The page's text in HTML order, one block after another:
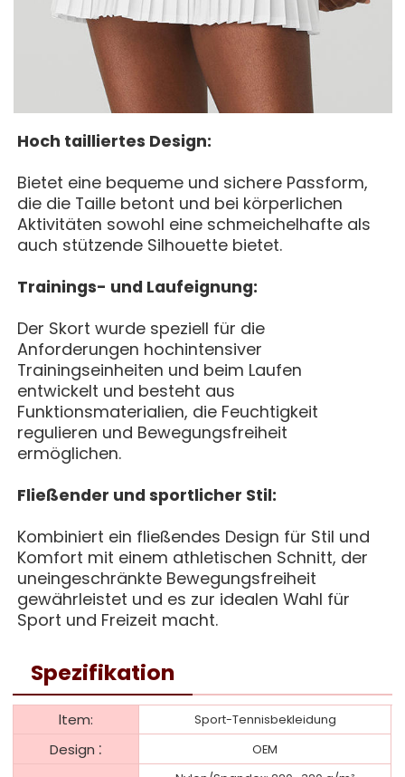
Hoch tailliertes Design:
Bietet eine bequeme und sichere Passform,
die die Taille betont und bei körperlichen
Aktivitäten sowohl eine schmeichelhafte als
auch stützende Silhouette bietet.
Trainings- und Laufeignung:
Der Skort wurde speziell für die
Anforderungen hochintensiver
Trainingseinheiten und beim Laufen
entwickelt und besteht aus
Funktionsmaterialien, die Feuchtigkeit
regulieren und Bewegungsfreiheit
ermöglichen.
Fließender und sportlicher Stil:
Kombiniert ein fließendes Design für Stil und
Komfort mit einem athletischen Schnitt, der
uneingeschränkte Bewegungsfreiheit
gewährleistet und es zur idealen Wahl für
Sport und Freizeit macht.
Spezifikation
ltem: Sport-Tennisbekleidung
Design :
OEM